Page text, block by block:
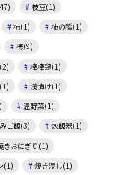
枝豆(1)
柿(1)
柿の種(1)
梅(9)
棒棒鶏(1)
浅漬け(1)
温野菜(1)
ご飯(3)
炊飯器(1)
きおにぎり(1)
(1) 焼き浸し(1)